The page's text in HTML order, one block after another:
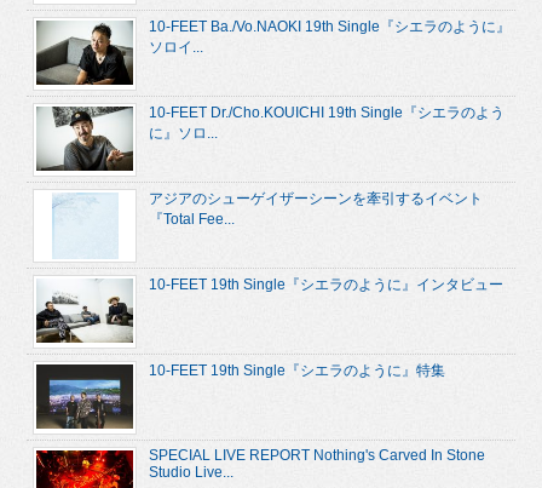
10-FEET Ba./Vo.NAOKI 19th Single『シエラのように』
ソロイ...
10-FEET Dr./Cho.KOUICHI 19th Single『シエラのよう
に』ソロ...
アジアのシューゲイザーシーンを牽引するイベント
『Total Fee...
10-FEET 19th Single『シエラのように』インタビュー
10-FEET 19th Single『シエラのように』特集
SPECIAL LIVE REPORT Nothing's Carved In Stone
Studio Live...